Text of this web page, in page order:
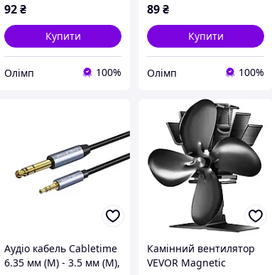
92₴
Купити
Олімп 100%
89₴
Купити
Олімп 100%
Аудіо кабель Cabletime
6.35 мм (M) - 3.5 мм (M),
Камінний вентилятор
VEVOR Magnetic